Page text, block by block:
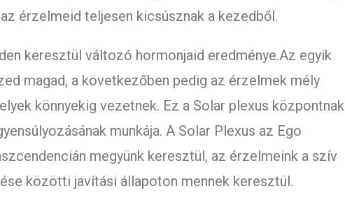
érzelmeid teljesen kicsúsznak a kezedből.
keresztül változó hormonjaid eredménye.Az egyik
magad, a következőben pedig az érzelmek mély
könnyekig vezetnek. Ez a Solar plexus központnak
munkája. A Solar Plexus az Ego
megyünk keresztül, az érzelmeink a szív
közötti javítási állapoton mennek keresztül.